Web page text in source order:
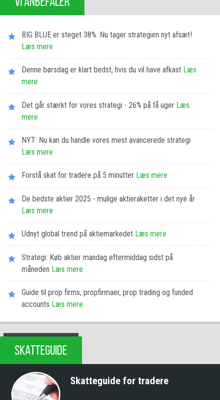
BIG BLUE er steget 38%. Nu tager strategien nyt afsæt!
Læs mere
Denne børsdag er klart bedst, hvis du vil have afkast Læs
mere
Det går stærkt for vores strategi - 26% på få uger Læs
mere
NYT: Nu kan du handle vores mest avancerede strategi
Læs mere
Forstå skat for tradere på 5 minutter Læs mere
De bedste aktier 2025 - mulige aktieraketter i det nye år
Læs mere
Udnyt global trend på aktiemarkedet Læs mere
Strategi: Køb aktier mandag eftermiddag sidst på
måneden Læs mere
Guide til prop firms, propfirmaer, prop trading og funded
accounts Læs mere
SKATTEGUIDE
Skatteguide for tradere